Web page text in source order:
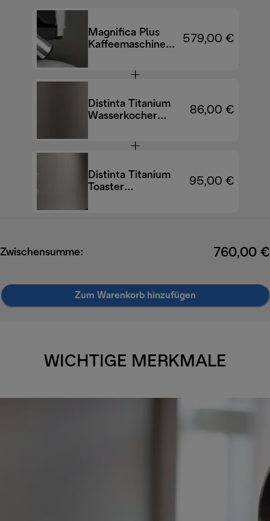
Magnifica Plus
Kaffeemaschine
579,00 €
Distinta Titanium
Wasserkocher
86,00 €
Distinta Titanium
Toaster
95,00 €
Zwischensumme: 760,00 €
Zum Warenkorb hinzufügen
WICHTIGE MERKMALE